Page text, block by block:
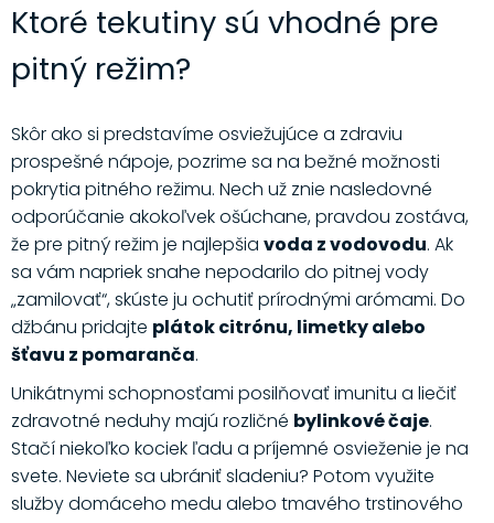
Ktoré tekutiny sú vhodné pre
pitný režim?
Skôr ako si predstavíme osviežujúce a zdraviu
prospešné nápoje, pozrime sa na bežné možnosti
pokrytia pitného režimu. Nech už znie nasledovné
odporúčanie akokoľvek ošúchane, pravdou zostáva,
že pre pitný režim je najlepšia voda z vodovodu. Ak
sa vám napriek snahe nepodarilo do pitnej vody
„zamilovať“, skúste ju ochutiť prírodnými arómami. Do
džbánu pridajte plátok citrónu, limetky alebo
šťavu z pomaranča.
Unikátnymi schopnosťami posilňovať imunitu a liečiť
zdravotné neduhy majú rozličné bylinkové čaje.
Stačí niekoľko kociek ľadu a príjemné osvieženie je na
svete. Neviete sa ubrániť sladeniu? Potom využite
služby domáceho medu alebo tmavého trstinového